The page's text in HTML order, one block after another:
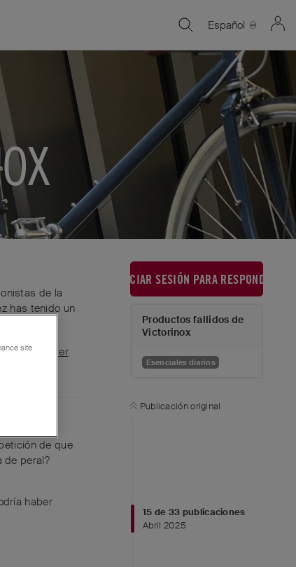
Español
INICIAR SESIÓN PARA RESPONDER
Productos fallidos de
Victorinox
Esenciales diarios
Publicación original
15 de 33 publicaciones
Abril 2025
de la
has tenido un
Responder
de que
de peral?
haber
site